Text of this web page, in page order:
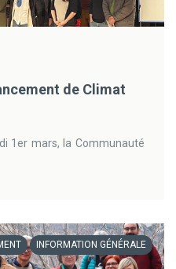
de Climat
1er mars, la Communauté
INFORMATION GÉNÉRALE